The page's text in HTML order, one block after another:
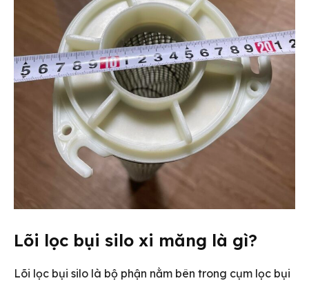
Lõi lọc bụi silo xi măng là gì?
Lõi lọc bụi silo là bộ phận nằm bên trong cụm lọc bụi